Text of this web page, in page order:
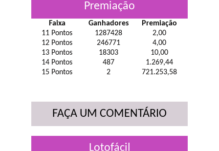
Premiação
Faixa Ganhadores
Premiação
11 Pontos
1287428
2,00
12 Pontos
246771
4,00
13 Pontos
18303
10,00
14 Pontos
487
1.269,44
15 Pontos
2 721.253,58
FAÇA UM COMENTÁRIO
Lotofácil